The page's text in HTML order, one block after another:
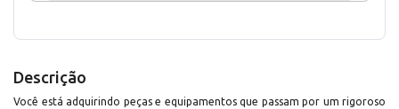
Descrição
Você está adquirindo peças e equipamentos que passam por um rigoroso